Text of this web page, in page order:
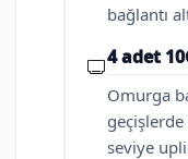
bağlantı
4 adet
Omurga
seviye